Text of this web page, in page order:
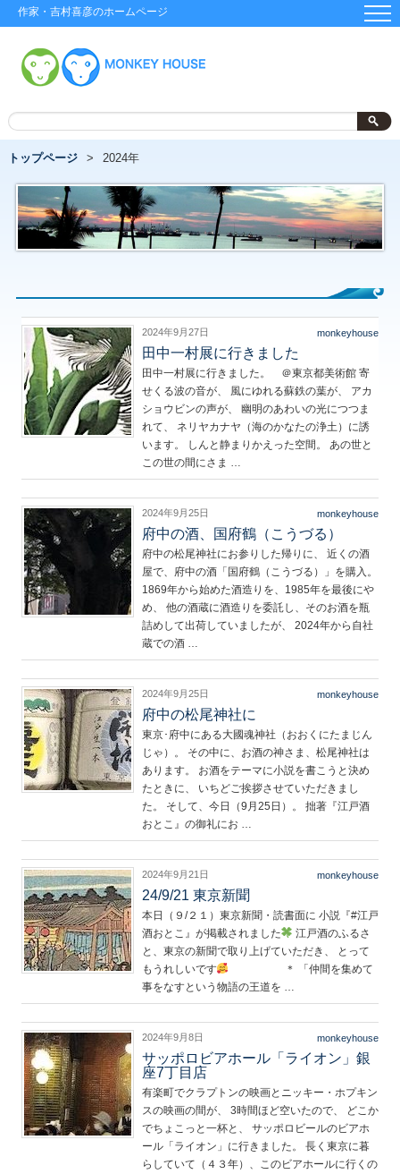
作家・吉村喜彦のホームページ
トップページ 2024年
2024年9月27日 monkeyhouse
田中一村展に行きました
田中一村展に行きました。 ＠東京都美術館 寄
せくる波の音が、 風にゆれる蘇鉄の葉が、 アカ
ショウビンの声が、 幽明のあわいの光につつま
れて、 ネリヤカナヤ（海のかなたの浄土）に誘
います。 しんと静まりかえった空間。 あの世と
この世の間にさま …
2024年9月25日 monkeyhouse
府中の酒、国府鶴（こうづる）
府中の松尾神社にお参りした帰りに、 近くの酒
屋で、府中の酒「国府鶴（こうづる）」を購入。
1869年から始めた酒造りを、1985年を最後にや
め、 他の酒蔵に酒造りを委託し、そのお酒を瓶
詰めして出荷していましたが、 2024年から自社
蔵での酒 …
2024年9月25日 monkeyhouse
府中の松尾神社に
東京･府中にある大國魂神社（おおくにたまじん
じゃ）。 その中に、お酒の神さま、松尾神社は
あります。 お酒をテーマに小説を書こうと決め
たときに、 いちどご挨拶させていただきまし
た。 そして、今日（9月25日）。 拙著『江戸酒
おとこ』の御礼にお …
2024年9月21日 monkeyhouse
24/9/21 東京新聞
本日（９/２１）東京新聞・読書面に 小説『#江戸
酒おとこ』が掲載されました
江戸酒のふるさ
と、東京の新聞で取り上げていただき、 とって
もうれしいです
＊ 「仲間を集めて
事をなすという物語の王道を …
2024年9月8日 monkeyhouse
サッポロビアホール「ライオン」銀
座7丁目店
有楽町でクラプトンの映画とニッキー・ホプキン
スの映画の間が、 3時間ほど空いたので、 どこか
でちょこっと一杯と、 サッポロビールのビアホ
ール「ライオン」に行きました。 長く東京に暮
らしていて（４３年）、このビアホールに行くの